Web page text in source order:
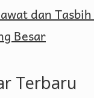
dan
Besar
Terbaru